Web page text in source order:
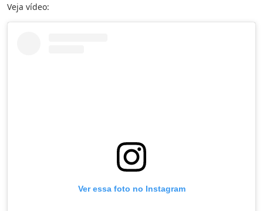
Veja vídeo:
Ver essa foto no Instagram